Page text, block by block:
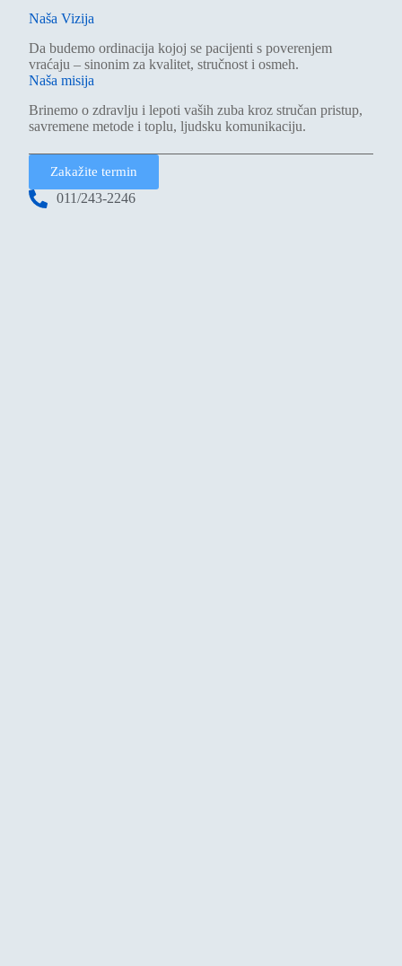
Naša Vizija
Da budemo ordinacija kojoj se pacijenti s poverenjem
vraćaju – sinonim za kvalitet, stručnost i osmeh.
Naša misija
Brinemo o zdravlju i lepoti vaših zuba kroz stručan pristup,
savremene metode i toplu, ljudsku komunikaciju.
Zakažite termin
011/243-2246